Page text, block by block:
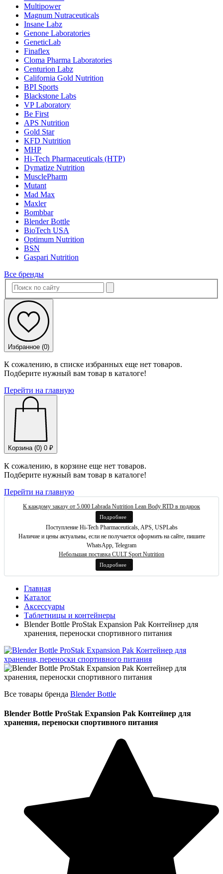
Multipower
Magnum Nutraceuticals
Insane Labz
Genone Laboratories
GeneticLab
Finaflex
Cloma Pharma Laboratories
Centurion Labz
California Gold Nutrition
BPI Sports
Blackstone Labs
VP Laboratory
Be First
APS Nutrition
Gold Star
KFD Nutrition
MHP
Hi-Tech Pharmaceuticals (HTP)
Dymatize Nutrition
MusclePharm
Mutant
Mad Max
Maxler
Bombbar
Blender Bottle
BioTech USA
Optimum Nutrition
BSN
Gaspari Nutrition
Все бренды
Избранное (0)
К сожалению, в списке избранных еще нет товаров.
Подберите нужный вам товар в каталоге!
Перейти на главную
Корзина (0) 0 ₽
К сожалению, в корзине еще нет товаров.
Подберите нужный вам товар в каталоге!
Перейти на главную
К каждому заказу от 5.000 Labrada Nutrition Lean Body RTD в подарок
Подробнее
Поступление Hi-Tech Pharmaceuticals, APS, USPLabs
Наличие и цены актуальны, если не получается оформить на сайте, пишите
WhatsApp, Telegram
Небольшая поставка CULT Sport Nutrition
Подробнее
Главная
Каталог
Аксессуары
Таблетницы и контейнеры
Blender Bottle ProStak Expansion Pak Контейнер для
хранения, переноски спортивного питания
Все товары бренда Blender Bottle
Blender Bottle ProStak Expansion Pak Контейнер для
хранения, переноски спортивного питания